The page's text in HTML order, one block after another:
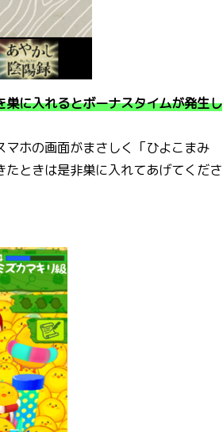
に入れるとボーナスタイムが発生し
ホの画面がまさしく「ひよこまみ
ときは是非巣に入れてあげてくださ